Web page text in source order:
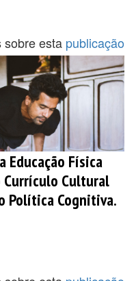
sobre esta publicação
Educação Física
Cultural
Política Cognitiva.